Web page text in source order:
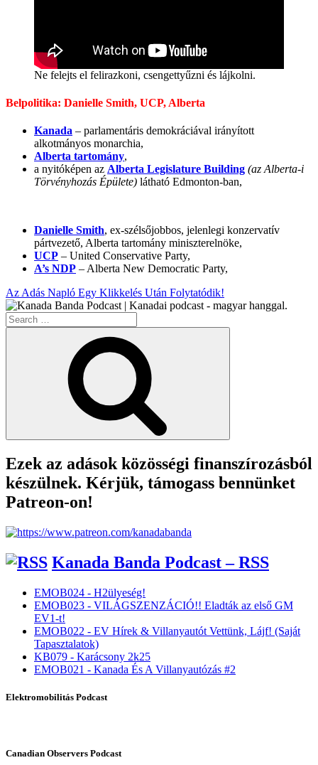
Ne felejts el felirazkoni, csengettyűzni és lájkolni.
Belpolitika: Danielle Smith, UCP, Alberta
Kanada – parlamentáris demokráciával irányított
alkotmányos monarchia,
Alberta tartomány,
a nyitóképen az Alberta Legislature Building (az Alberta-i
Törvényhozás Épülete) látható Edmonton-ban,
Danielle Smith, ex-szélsőjobbos, jelenlegi konzervatív
pártvezető, Alberta tartomány miniszterelnöke,
UCP – United Conservative Party,
A’s NDP – Alberta New Democratic Party,
Az Adás Napló Egy Klikkelés Után Folytatódik!
Search
for:
Ezek az adások közösségi finanszírozásból
készülnek. Kérjük, támogass bennünket
Patreon-on!
Kanada Banda Podcast – RSS
EMOB024 - H2ülyeség!
EMOB023 - VILÁGSZENZÁCIÓ!! Eladták az első GM
EV1-t!
EMOB022 - EV Hírek & Villanyautót Vettünk, Lájf! (Saját
Tapasztalatok)
KB079 - Karácsony 2k25
EMOB021 - Kanada És A Villanyautózás #2
Elektromobilitás Podcast
Canadian Observers Podcast